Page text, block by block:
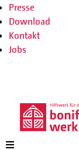
Presse
Download
Kontakt
Jobs